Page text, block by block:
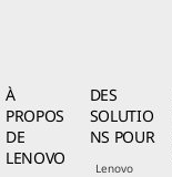
À
PROPOS
DE
LENOVO
DES
SOLUTIO
NS POUR
Lenovo